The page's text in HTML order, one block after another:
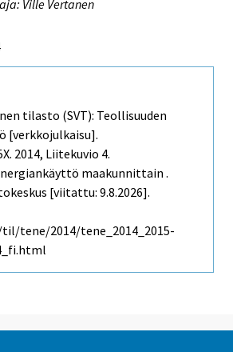
Ville Vertanen
tilasto (SVT): Teollisuuden
[verkkojulkaisu].
2014, Liitekuvio 4.
maakunnittain .
[viitattu: 9.8.2026].
tene/2014/tene_2014_2015-